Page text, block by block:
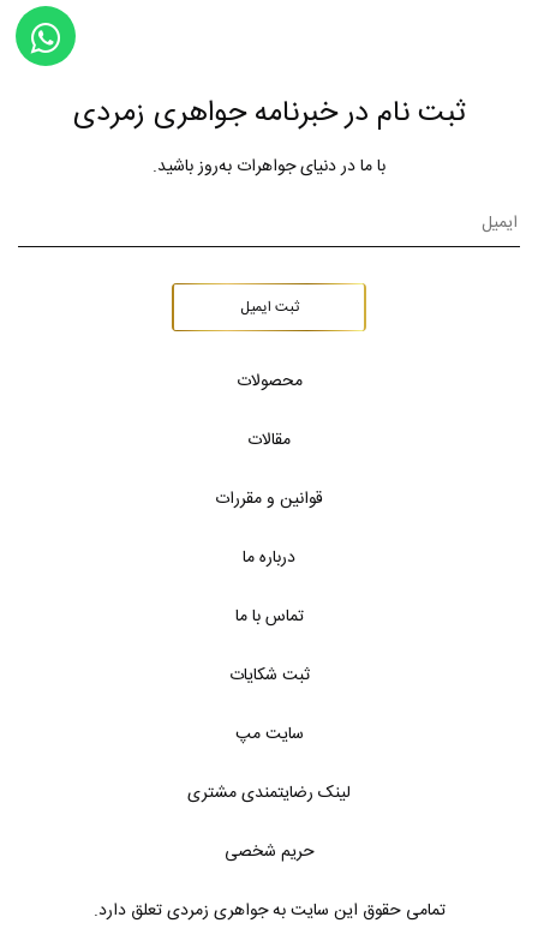
ثبت نام در خبرنامه جواهری زمردی
با ما در دنیای جواهرات به‌روز باشید.
ثبت ایمیل
محصولات
مقالات
قوانین و مقررات
درباره ما
تماس با ما
ثبت شکایات
سایت مپ
لینک رضایتمندی مشتری
حریم شخصی
تمامی حقوق این سایت به جواهری زمردی تعلق دارد.